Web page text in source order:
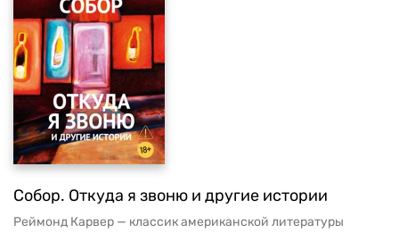
Собор. Откуда я звоню и другие истории
Реймонд Карвер — классик американской литературы